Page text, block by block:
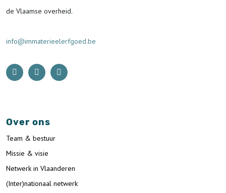
de Vlaamse overheid.
info@immaterieelerfgoed.be
Over ons
Team & bestuur
Missie & visie
Netwerk in Vlaanderen
(Inter)nationaal netwerk